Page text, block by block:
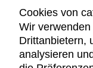
Cookies von
Wir
Drittanbietern,
analysieren